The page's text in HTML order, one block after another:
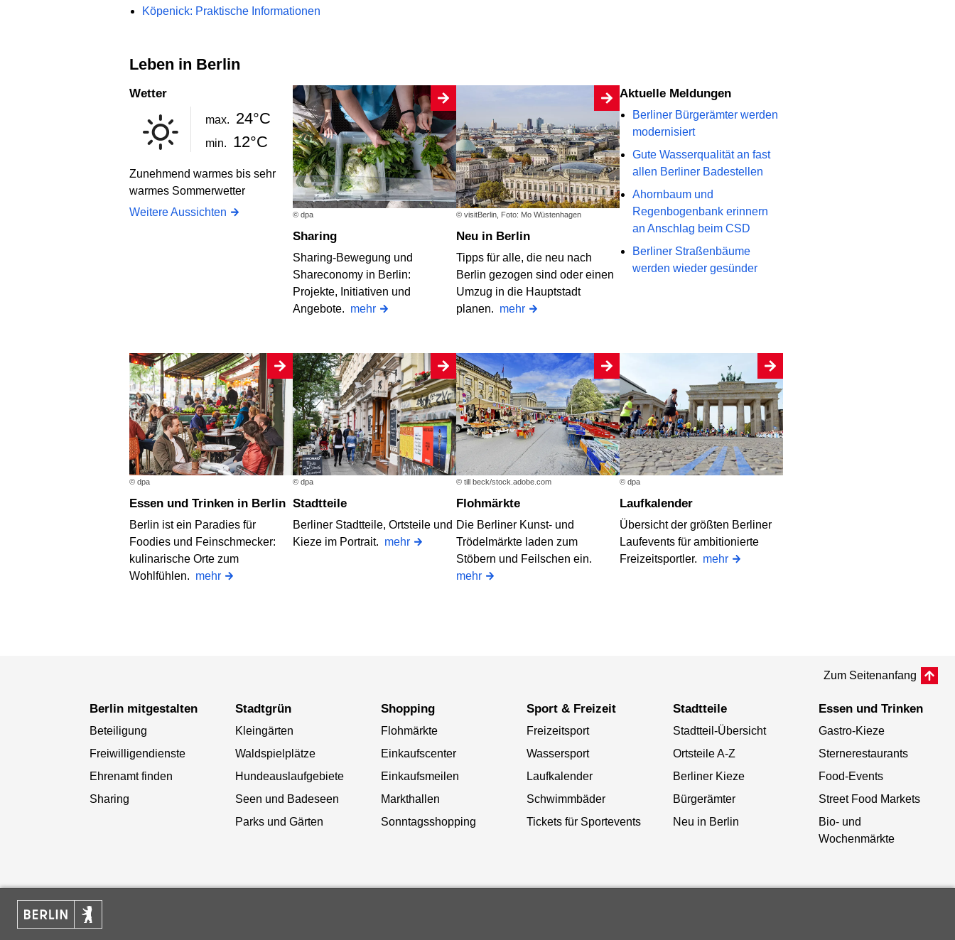
Köpenick: Praktische Informationen
Leben in Berlin
Wetter
max. 24°C
min. 12°C
Zunehmend warmes bis sehr
warmes Sommerwetter
Weitere Aussichten
© dpa
Sharing
Sharing-Bewegung und
Shareconomy in Berlin:
Projekte, Initiativen und
Angebote. mehr
© visitBerlin, Foto: Mo Wüstenhagen
Neu in Berlin
Tipps für alle, die neu nach
Berlin gezogen sind oder einen
Umzug in die Hauptstadt
planen. mehr
Aktuelle Meldungen
Berliner Bürgerämter werden
modernisiert
Gute Wasserqualität an fast
allen Berliner Badestellen
Ahornbaum und
Regenbogenbank erinnern
an Anschlag beim CSD
Berliner Straßenbäume
werden wieder gesünder
© dpa
Essen und Trinken in Berlin
Berlin ist ein Paradies für
Foodies und Feinschmecker:
kulinarische Orte zum
Wohlfühlen. mehr
© dpa
Stadtteile
Berliner Stadtteile, Ortsteile und
Kieze im Portrait. mehr
© till beck/stock.adobe.com
Flohmärkte
Die Berliner Kunst- und
Trödelmärkte laden zum
Stöbern und Feilschen ein.
mehr
© dpa
Laufkalender
Übersicht der größten Berliner
Laufevents für ambitionierte
Freizeitsportler. mehr
Zum Seitenanfang
Berlin mitgestalten
Beteiligung
Freiwilligendienste
Ehrenamt finden
Sharing
Stadtgrün
Kleingärten
Waldspielplätze
Hundeauslaufgebiete
Seen und Badeseen
Parks und Gärten
Shopping
Flohmärkte
Einkaufscenter
Einkaufsmeilen
Markthallen
Sonntagsshopping
Sport & Freizeit
Freizeitsport
Wassersport
Laufkalender
Schwimmbäder
Tickets für Sportevents
Stadtteile
Stadtteil-Übersicht
Ortsteile A-Z
Berliner Kieze
Bürgerämter
Neu in Berlin
Essen und Trinken
Gastro-Kieze
Sternerestaurants
Food-Events
Street Food Markets
Bio- und
Wochenmärkte